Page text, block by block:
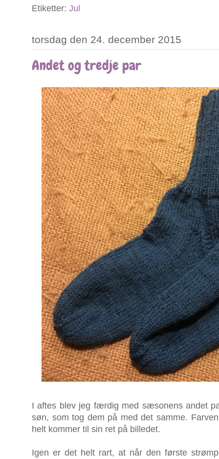
Etiketter: Jul
torsdag den 24. december 2015
Andet og tredje par
I aftes blev jeg færdig med sæsonens andet
søn, som tog dem på med det samme.
helt kommer til sin ret på billedet.
Igen er det helt rart, at når den første